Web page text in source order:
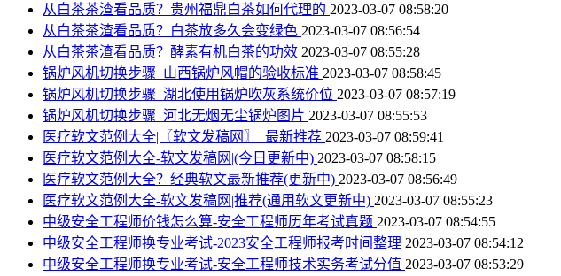
从白茶茶渣看品质？贵州福鼎白茶如何代理的 2023-03-07 08:58:20
从白茶茶渣看品质？白茶放多久会变绿色 2023-03-07 08:56:54
从白茶茶渣看品质？酵素有机白茶的功效 2023-03-07 08:55:28
锅炉风机切换步骤_山西锅炉风帽的验收标准 2023-03-07 08:58:45
锅炉风机切换步骤_湖北使用锅炉吹灰系统价位 2023-03-07 08:57:19
锅炉风机切换步骤_河北无烟无尘锅炉图片 2023-03-07 08:55:53
医疗软文范例大全|〖软文发稿网〗_最新推荐 2023-03-07 08:59:41
医疗软文范例大全-软文发稿网|(今日更新中) 2023-03-07 08:58:15
医疗软文范例大全？经典软文最新推荐(更新中) 2023-03-07 08:56:49
医疗软文范例大全-软文发稿网|推荐(通用软文更新中) 2023-03-07 08:55:23
中级安全工程师价钱怎么算-安全工程师历年考试真题 2023-03-07 08:54:55
中级安全工程师换专业考试-2023安全工程师报考时间整理 2023-03-07 08:54:12
中级安全工程师换专业考试-安全工程师技术实务考试分值 2023-03-07 08:53:29